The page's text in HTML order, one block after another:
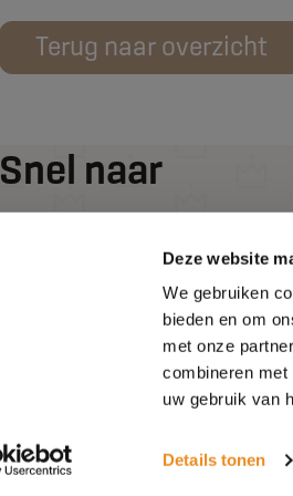
Deze website
We gebruiken
bieden en om
met onze
combineren
uw gebruik van
Details tonen
Terug naar overzicht
Snel naar